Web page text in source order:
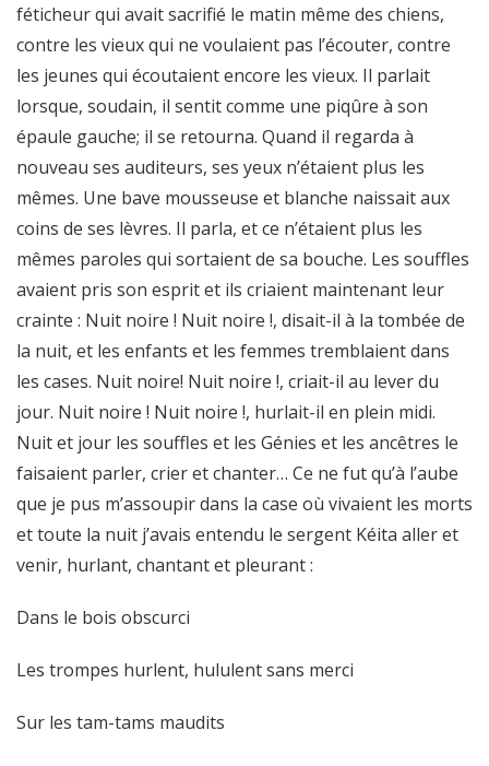
féticheur qui avait sacrifié le matin même des chiens,
contre les vieux qui ne voulaient pas l’écouter, contre
les jeunes qui écoutaient encore les vieux. Il parlait
lorsque, soudain, il sentit comme une piqûre à son
épaule gauche; il se retourna. Quand il regarda à
nouveau ses auditeurs, ses yeux n’étaient plus les
mêmes. Une bave mousseuse et blanche naissait aux
coins de ses lèvres. Il parla, et ce n’étaient plus les
mêmes paroles qui sortaient de sa bouche. Les souffles
avaient pris son esprit et ils criaient maintenant leur
crainte : Nuit noire ! Nuit noire !, disait-il à la tombée de
la nuit, et les enfants et les femmes tremblaient dans
les cases. Nuit noire! Nuit noire !, criait-il au lever du
jour. Nuit noire ! Nuit noire !, hurlait-il en plein midi.
Nuit et jour les souffles et les Génies et les ancêtres le
faisaient parler, crier et chanter… Ce ne fut qu’à l’aube
que je pus m’assoupir dans la case où vivaient les morts
et toute la nuit j’avais entendu le sergent Kéita aller et
venir, hurlant, chantant et pleurant :
Dans le bois obscurci
Les trompes hurlent, hululent sans merci
Sur les tam-tams maudits